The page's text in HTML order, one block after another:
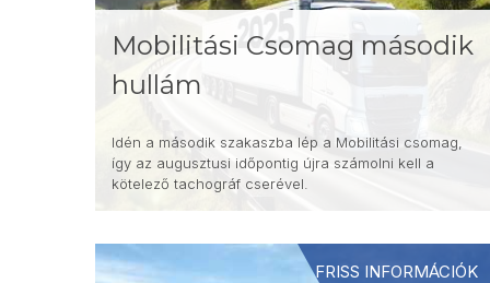
Mobilitási Csomag második
hullám
Idén a második szakaszba lép a Mobilitási csomag,
így az augusztusi időpontig újra számolni kell a
kötelező tachográf cserével.
FRISS INFORMÁCIÓK